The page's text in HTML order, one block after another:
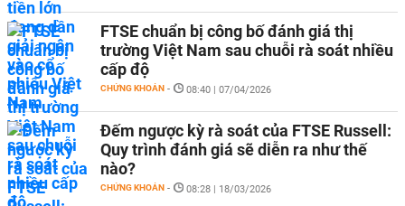
FTSE chuẩn bị công bố đánh giá thị
trường Việt Nam sau chuỗi rà soát nhiều
cấp độ
CHỨNG KHOÁN - 08:40 | 07/04/2026
Đếm ngược kỳ rà soát của FTSE Russell:
Quy trình đánh giá sẽ diễn ra như thế
nào?
CHỨNG KHOÁN - 08:28 | 18/03/2026